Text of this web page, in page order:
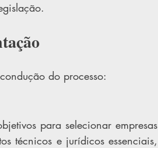
do processo:
para selecionar empresas
técnicos e jurídicos essenciais,